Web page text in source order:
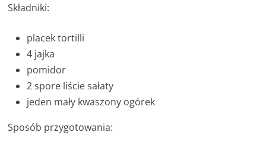
Składniki:
placek tortilli
4 jajka
pomidor
2 spore liście sałaty
jeden mały kwaszony ogórek
Sposób przygotowania: